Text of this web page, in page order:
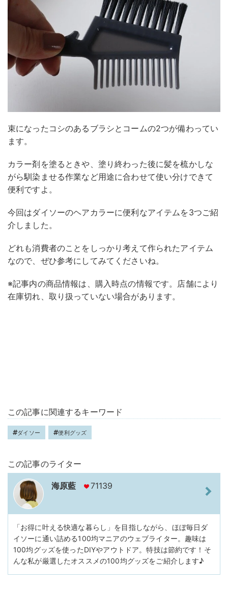
束になったコシのあるブラシとコームの2つが備わってい
ます。
カラー剤を塗るときや、塗り終わった後に髪を梳かしな
がら馴染ませる作業など用途に合わせて使い分けできて
便利ですよ。
今回はダイソーのヘアカラーに便利なアイテムを3つご紹
介しました。
どれも消費者のことをしっかり考えて作られたアイテム
なので、ぜひ参考にしてみてくださいね。
※記事内の商品情報は、購入時点の情報です。店舗により
在庫切れ、取り扱っていない場合があります。
この記事に関連するキーワード
ダイソー 便利グッズ
この記事のライター
海原藍 71139
「お得に叶える快適な暮らし」を目指しながら、ほぼ毎日ダ
イソーに通い詰める100均マニアのウェブライター。趣味は
100均グッズを使ったDIYやアウトドア。特技は節約です！そ
んな私が厳選したオススメの100均グッズをご紹介します♪